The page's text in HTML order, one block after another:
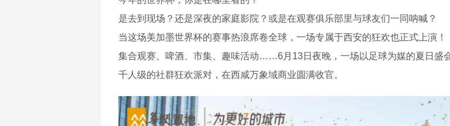
是去到现场？还是深夜的家庭影院？或是在观赛俱乐部里与球友们一同呐喊？
当这场美加墨世界杯的赛事热浪席卷全球，一场专属于西安的狂欢也正式上演！
集合观赛、啤酒、市集、趣味活动……6月13日夜晚，一场以足球为媒的夏日盛
千人级的社群狂欢派对，在西咸万象域商业圆满收官。